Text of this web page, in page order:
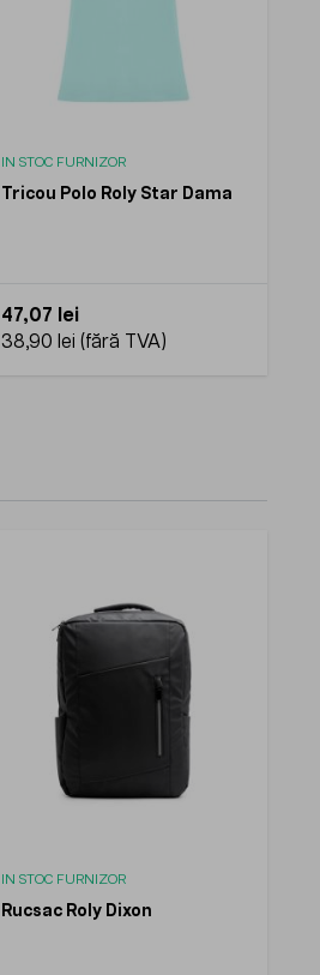
IN STOC FURNIZOR
Tricou Polo Roly Star Dama
47,07 lei
38,90 lei
IN STOC FURNIZOR
Rucsac Roly Dixon